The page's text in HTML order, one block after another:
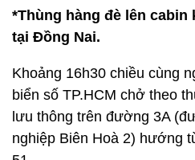
*Thùng hàng đè lên cabin
tại Đồng Nai.
Khoảng 16h30 chiều cùng
biển số TP.HCM chở theo
lưu thông trên đường 3A
nghiệp Biên Hoà 2) hướng